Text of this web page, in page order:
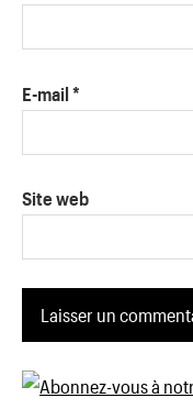
E-mail *
Site web